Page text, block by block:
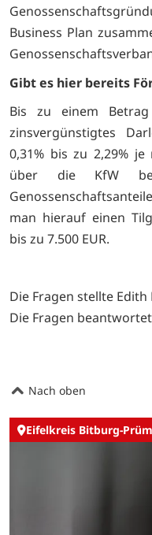
Business Plan
Gibt es hier bereits
Bis zu einem
zinsvergünstigtes
0,31% bis zu 2,29%
über die KfW
man hierauf einen
bis zu 7.500 EUR.
Die Fragen stellte Edith
Die Fragen
Nach oben
Eifelkreis Bitburg-Prüm